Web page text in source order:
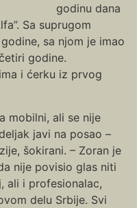
godinu dana
Sa suprugom
sa njom je imao
godine.
i ćerku iz prvog
mobilni, ali se nije
javi na posao –
šokirani. – Zoran je
nije povisio glas niti
ali i profesionalac,
delu Srbije. Svi